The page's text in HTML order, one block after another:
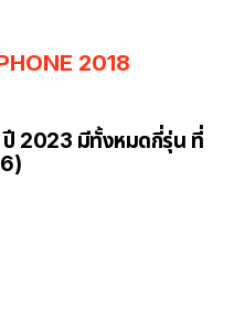
2018
2023 มีทั้งหมดกี่รุ่น ที่